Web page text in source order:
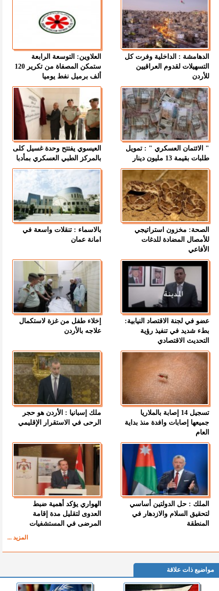
الدهامشة : الداخلية وفرت كل
التسهيلات لقدوم العراقيين
للأردن
العلاوين: التوسعة الرابعة
ستمكن المصفاة من تكرير 120
ألف برميل نفط يوميا
" الائتمان العسكري " : تمويل
طلبات بقيمة 13 مليون دينار
العيسوي يفتتح وحدة غسيل كلى
بالمركز الطبي العسكري بمأدبا
الصحة: مخزون استراتيجي
للأمصال المضادة للدغات
الأفاعي
بالاسماء : تنقلات واسعة في
امانة عمان
عضو في لجنة الاقتصاد النيابية:
بطء شديد في تنفيذ رؤية
التحديث الاقتصادي
إخلاء طفل من غزة لاستكمال
علاجه بالأردن
تسجيل 14 إصابة بالملاريا
جميعها إصابات وافدة منذ بداية
العام
ملك إسبانيا : الأردن هو حجر
الرحى في الاستقرار الإقليمي
الملك : حل الدولتين أساسي
لتحقيق السلام والازدهار في
المنطقة
الهواري يؤكد أهمية ضبط
العدوى لتقليل مدة إقامة
المرضى في المستشفيات
المزيد ...
مواضيع ذات علاقة